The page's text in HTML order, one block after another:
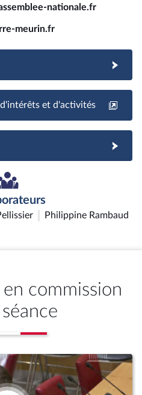
nationale.fr
meurin.fr
et d'activités
Philippine Rambaud
commission